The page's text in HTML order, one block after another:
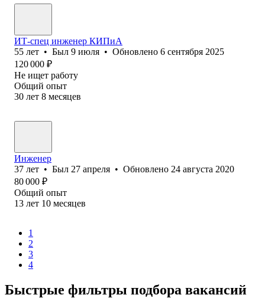
ИТ-спец инженер КИПиА
55 лет • Был 9 июля • Обновлено 6 сентября 2025
120 000 ₽
Не ищет работу
Общий опыт
30 лет 8 месяцев
Инженер
37 лет • Был 27 апреля • Обновлено 24 августа 2020
80 000 ₽
Общий опыт
13 лет 10 месяцев
1
2
3
4
Быстрые фильтры подбора вакансий